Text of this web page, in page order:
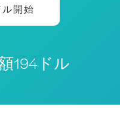
開始
194ドル